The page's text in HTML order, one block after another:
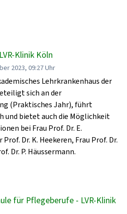
Klinik Köln
2023, 09:27 Uhr
Lehrkrankenhaus der
sich an der
(Praktisches Jahr), führt
und bietet auch die Möglichkeit
bei Frau Prof. Dr. E.
Dr. K. Heekeren, Frau Prof. Dr.
Dr. P. Häussermann.
für Pflegeberufe - LVR-Klinik